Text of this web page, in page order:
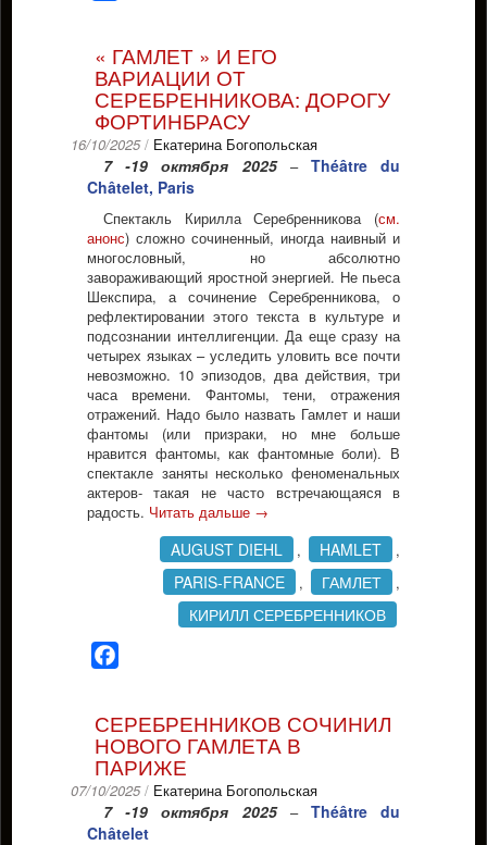
« ГАМЛЕТ » И ЕГО
ВАРИАЦИИ ОТ
СЕРЕБРЕННИКОВА: ДОРОГУ
ФОРТИНБРАСУ
16/10/2025 / Екатерина Богопольская
7 -19 октября 2025– Théâtre du
Châtelet, Paris
Спектакль Кирилла Серебренникова (см.
анонс) сложно сочиненный, иногда наивный и
многословный, но абсолютно
завораживающий яростной энергией. Не пьеса
Шекспира, а сочинение Серебренникова, о
рефлектировании этого текста в культуре и
подсознании интеллигенции. Да еще сразу на
четырех языках – уследить уловить все почти
невозможно. 10 эпизодов, два действия, три
часа времени. Фантомы, тени, отражения
отражений. Надо было назвать Гамлет и наши
фантомы (или призраки, но мне больше
нравится фантомы, как фантомные боли). В
спектакле заняты несколько феноменальных
актеров- такая не часто встречающаяся в
радость. Читать дальше →
AUGUST DIEHL , HAMLET ,
PARIS-FRANCE , ГАМЛЕТ ,
КИРИЛЛ СЕРЕБРЕННИКОВ
СЕРЕБРЕННИКОВ СОЧИНИЛ
НОВОГО ГАМЛЕТА В
ПАРИЖЕ
07/10/2025 / Екатерина Богопольская
7 -19 октября 2025– Théâtre du
Châtelet